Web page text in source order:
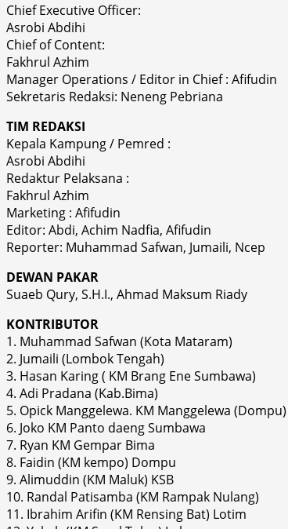
Chief Executive Officer:
Asrobi Abdihi
Chief of Content:
Fakhrul Azhim
Manager Operations / Editor in Chief : Afifudin
Sekretaris Redaksi: Neneng Pebriana
TIM REDAKSI
Kepala Kampung / Pemred :
Asrobi Abdihi
Redaktur Pelaksana :
Fakhrul Azhim
Marketing : Afifudin
Editor: Abdi, Achim Nadfia, Afifudin
Reporter: Muhammad Safwan, Jumaili, Ncep
DEWAN PAKAR
Suaeb Qury, S.H.I., Ahmad Maksum Riady
KONTRIBUTOR
1. Muhammad Safwan (Kota Mataram)
2. Jumaili (Lombok Tengah)
3. Hasan Karing ( KM Brang Ene Sumbawa)
4. Adi Pradana (Kab.Bima)
5. Opick Manggelewa. KM Manggelewa (Dompu)
6. Joko KM Panto daeng Sumbawa
7. Ryan KM Gempar Bima
8. Faidin (KM kempo) Dompu
9. Alimuddin (KM Maluk) KSB
10. Randal Patisamba (KM Rampak Nulang)
11. Ibrahim Arifin (KM Rensing Bat) Lotim